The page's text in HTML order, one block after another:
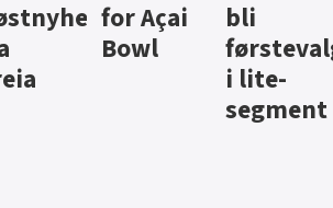
jus fra
Berentsen
iste fra
Hansa